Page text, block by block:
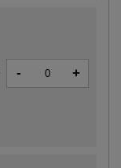
- +